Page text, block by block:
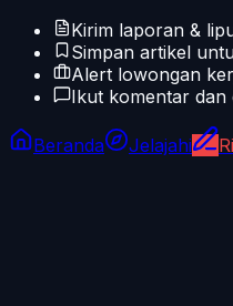
Kirim laporan &
Simpan artikel
Alert lowongan
Ikut komentar
Beranda Jelajahi